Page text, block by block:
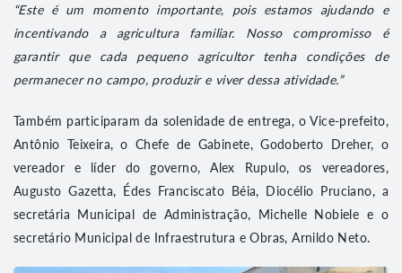
“Este é um momento importante, pois estamos ajudando e
incentivando a agricultura familiar. Nosso compromisso é
garantir que cada pequeno agricultor tenha condições de
permanecer no campo, produzir e viver dessa atividade.”
Também participaram da solenidade de entrega, o Vice-prefeito,
Antônio Teixeira, o Chefe de Gabinete, Godoberto Dreher, o
vereador e líder do governo, Alex Rupulo, os vereadores,
Augusto Gazetta, Édes Franciscato Béia, Diocélio Pruciano, a
secretária Municipal de Administração, Michelle Nobiele e o
secretário Municipal de Infraestrutura e Obras, Arnildo Neto.